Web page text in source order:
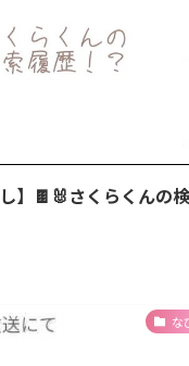
】🍫🐰さくらくんの
な